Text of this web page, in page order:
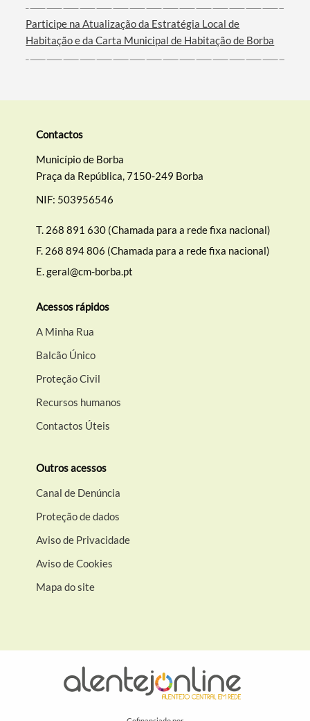
Participe na Atualização da Estratégia Local de
Habitação e da Carta Municipal de Habitação de Borba
Contactos
Município de Borba
Praça da República, 7150-249 Borba
NIF: 503956546
T. 268 891 630 (Chamada para a rede fixa nacional)
F. 268 894 806 (Chamada para a rede fixa nacional)
E.geral@cm-borba.pt
Acessos rápidos
A Minha Rua
Balcão Único
Proteção Civil
Recursos humanos
Contactos Úteis
Outros acessos
Canal de Denúncia
Proteção de dados
Aviso de Privacidade
Aviso de Cookies
Mapa do site